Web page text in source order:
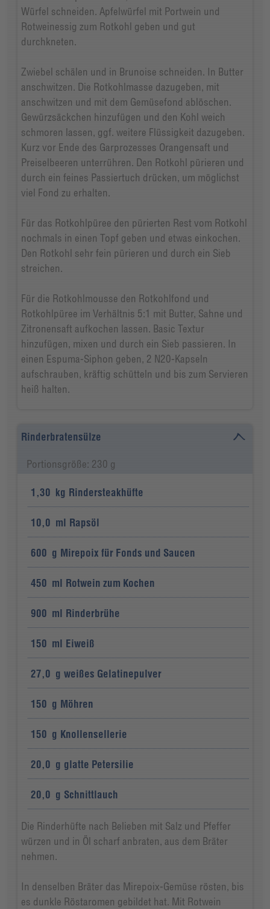
Würfel schneiden. Apfelwürfel mit Portwein und
Rotweinessig zum Rotkohl geben und gut
durchkneten.
Zwiebel schälen und in Brunoise schneiden. In Butter
anschwitzen. Die Rotkohlmasse dazugeben, mit
anschwitzen und mit dem Gemüsefond ablöschen.
Gewürzsäckchen hinzufügen und den Kohl weich
schmoren lassen, ggf. weitere Flüssigkeit dazugeben.
Kurz vor Ende des Garprozesses Orangensaft und
Preiselbeeren unterrühren. Den Rotkohl pürieren und
durch ein feines Passiertuch drücken, um möglichst
viel Fond zu erhalten.
Für das Rotkohlpüree den pürierten Rest vom Rotkohl
nochmals in einen Topf geben und etwas einkochen.
Den Rotkohl sehr fein pürieren und durch ein Sieb
streichen.
Für die Rotkohlmousse den Rotkohlfond und
Rotkohlpüree im Verhältnis 5:1 mit Butter, Sahne und
Zitronensaft aufkochen lassen. Basic Textur
hinzufügen, mixen und durch ein Sieb passieren. In
einen Espuma-Siphon geben, 2 N20-Kapseln
aufschrauben, kräftig schütteln und bis zum Servieren
heiß halten.
Rinderbratensülze
Portionsgröße: 230 g
1,30 kg Rindersteakhüfte
10,0 ml Rapsöl
600 g Mirepoix für Fonds und Saucen
450 ml Rotwein zum Kochen
900 ml Rinderbrühe
150 ml Eiweiß
27,0 g weißes Gelatinepulver
150 g Möhren
150 g Knollensellerie
20,0 g glatte Petersilie
20,0 g Schnittlauch
Die Rinderhüfte nach Belieben mit Salz und Pfeffer
würzen und in Öl scharf anbraten, aus dem Bräter
nehmen.
In denselben Bräter das Mirepoix-Gemüse rösten, bis
es dunkle Röstaromen gebildet hat. Mit Rotwein